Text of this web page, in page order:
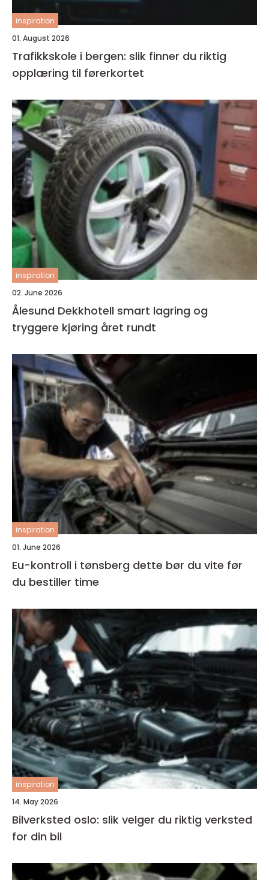
inspiration
01. August 2026
Trafikkskole i bergen: slik finner du riktig
opplæring til førerkortet
inspiration
02. June 2026
Ålesund Dekkhotell smart lagring og
tryggere kjøring året rundt
inspiration
01. June 2026
Eu-kontroll i tønsberg dette bør du vite før
du bestiller time
inspiration
14. May 2026
Bilverksted oslo: slik velger du riktig verksted
for din bil